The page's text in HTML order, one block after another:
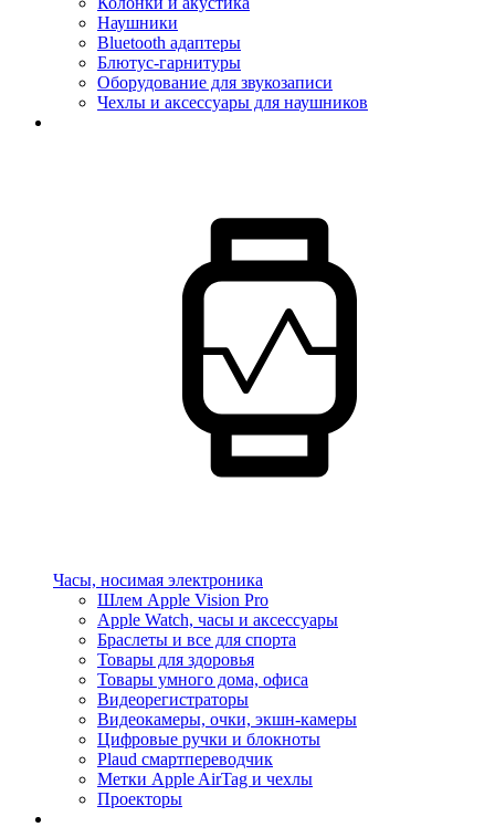
Наушники
Bluetooth адаптеры
Блютус-гарнитуры
Оборудование для звукозаписи
Чехлы и аксессуары для наушников
Часы, носимая электроника
Шлем Apple Vision Pro
Apple Watch, часы и аксессуары
Браслеты и все для спорта
Товары для здоровья
Товары умного дома, офиса
Видеорегистраторы
Видеокамеры, очки, экшн-камеры
Цифровые ручки и блокноты
Plaud смартпереводчик
Метки Apple AirTag и чехлы
Проекторы